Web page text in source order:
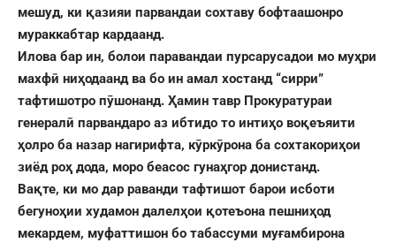
мешуд, ки қазияи парвандаи сохтаву бофтаашонро
мураккабтар кардаанд.
Илова бар ин, болои паравандаи пурсарусадои мо муҳри
махфӣ ниҳодаанд ва бо ин амал хостанд “сирри”
тафтишотро пӯшонанд. Ҳамин тавр Прокуратураи
генералӣ парвандаро аз ибтидо то интиҳо воқеъяити
ҳолро ба назар нагирифта, кӯркӯрона ба сохтакориҳои
зиёд роҳ дода, моро беасос гунаҳгор донистанд.
Вақте, ки мо дар раванди тафтишот барои исботи
бегуноҳии худамон далелҳои қотеъона пешниҳод
мекардем, муфаттишон бо табассуми муғамбирона